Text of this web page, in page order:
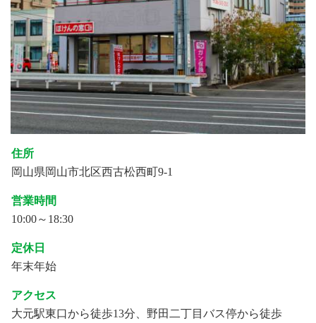
住所
岡山県岡山市北区西古松西町9-1
営業時間
10:00～18:30
定休日
年末年始
アクセス
大元駅東口から徒歩13分、野田二丁目バス停から徒歩